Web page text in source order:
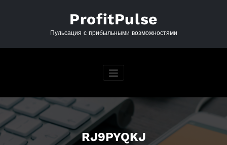
ProfitPulse
Пульсация с прибыльными возможностями
RJ9PYQKJ